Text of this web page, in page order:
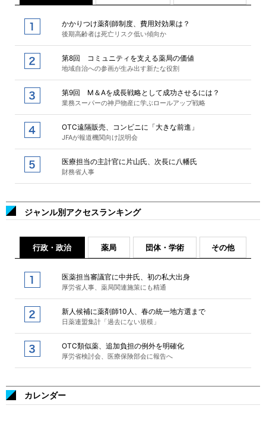
かかりつけ薬剤師制度、費用対効果は？
後期高齢者は死亡リスク低い傾向か
第8回 コミュニティを支える薬局の価値
地域自治への参画が生み出す新たな役割
第9回 M＆Aを成長戦略として成功させるには？
業務スーパーの神戸物産に学ぶロールアップ戦略
OTC遠隔販売、コンビニに「大きな前進」
JFAが報道機関向け説明会
医療担当の主計官に片山氏、次長に八幡氏
財務省人事
ジャンル別アクセスランキング
行政・政治 薬局 団体・学術 その他
医薬担当審議官に中井氏、初の私大出身
厚労省人事、薬局関連施策にも精通
新人候補に薬剤師10人、春の統一地方選まで
日薬連盟集計「過去にない規模」
OTC類似薬、追加負担の例外を明確化
厚労省検討会、医療保険部会に報告へ
カレンダー